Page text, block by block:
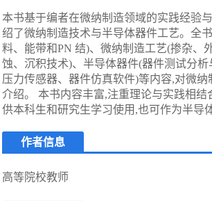
本书基于编者在微纳制造领域的实践经验
绍了微纳制造技术与半导体器件工艺。全
料、能带和PN 结)、微纳制造工艺(掺杂、
蚀、沉积技术)、半导体器件(器件测试分
压力传感器、器件仿真软件)等内容,对微
介绍。 本书内容丰富,注重理论与实践相
供本科生和研究生学习使用,也可作为半导
作者信息
高等院校教师